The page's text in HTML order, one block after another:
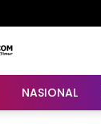
NASIONAL